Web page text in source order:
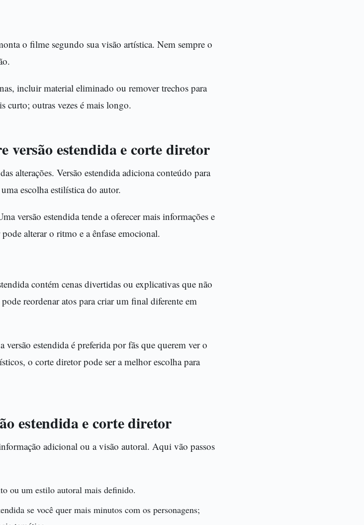
o filme segundo sua visão artística. Nem sempre o
incluir material eliminado ou remover trechos para
curto; outras vezes é mais longo.
versão estendida e corte diretor
alterações. Versão estendida adiciona conteúdo para
escolha estilística do autor.
versão estendida tende a oferecer mais informações e
alterar o ritmo e a ênfase emocional.
contém cenas divertidas ou explicativas que não
reordenar atos para criar um final diferente em
estendida é preferida por fãs que querem ver o
o corte diretor pode ser a melhor escolha para
estendida e corte diretor
adicional ou a visão autoral. Aqui vão passos
ou um estilo autoral mais definido.
se você quer mais minutos com os personagens;